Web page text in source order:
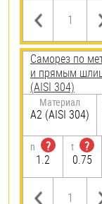
Саморез по
и прямым
(AISI 304)
Материал
А2 (AISI 304)
n
?
1.2
t
?
0.75